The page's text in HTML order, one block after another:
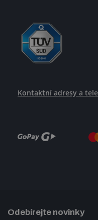
Kontaktní adresy a
Odebírejte novinky